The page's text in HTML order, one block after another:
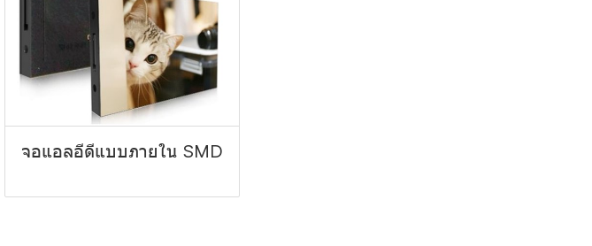
จอแอลอีดีแบบภายใน SMD